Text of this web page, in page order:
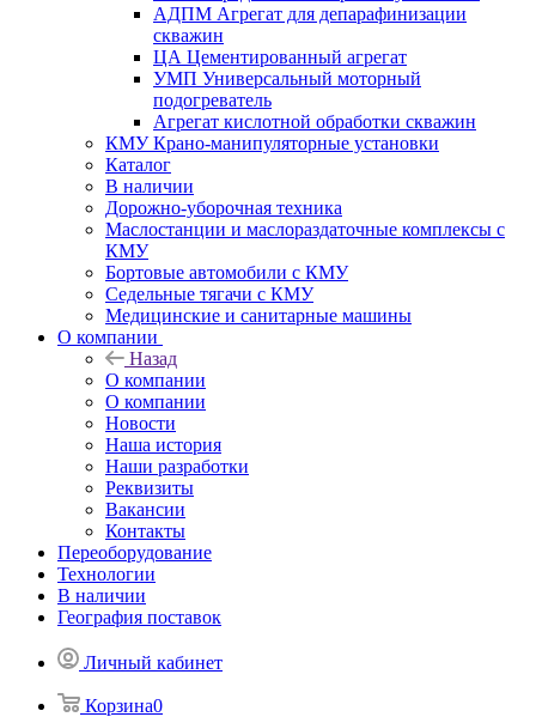
АДПМ Агрегат для депарафинизации
скважин
ЦА Цементированный агрегат
УМП Универсальный моторный
подогреватель
Агрегат кислотной обработки скважин
КМУ Крано-манипуляторные установки
Каталог
В наличии
Дорожно-уборочная техника
Маслостанции и маслораздаточные комплексы с
КМУ
Бортовые автомобили с КМУ
Седельные тягачи с КМУ
Медицинские и санитарные машины
О компании
Назад
О компании
О компании
Новости
Наша история
Наши разработки
Реквизиты
Вакансии
Контакты
Переоборудование
Технологии
В наличии
География поставок
Личный кабинет
Корзина0